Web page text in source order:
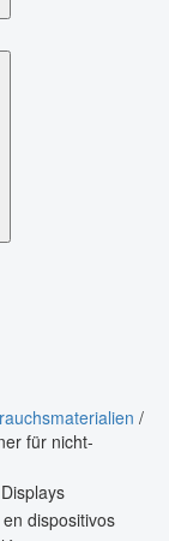
/
für nicht-